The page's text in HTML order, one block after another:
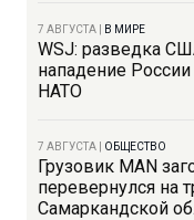
7 АВГУСТА В МИРЕ
WSJ: разведка
нападение России
НАТО
7 АВГУСТА ОБЩЕСТВО
Грузовик MAN
перевернулся на
Самаркандской